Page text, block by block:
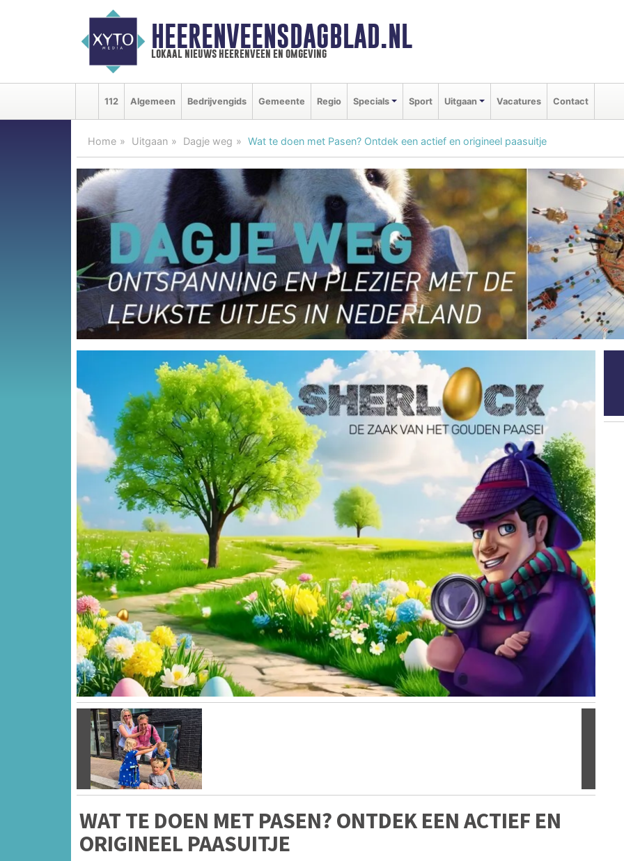
HEERENVEENSDAGBLAD.NL
lokaal nieuws heerenveen en omgeving
112 Algemeen Bedrijvengids Gemeente Regio Specials Sport Uitgaan Vacatures Contact
Home Uitgaan Dagje weg Wat te doen met Pasen? Ontdek een actief en origineel paasuitje
Vorige
WAT TE DOEN MET PASEN? ONTDEK EEN ACTIEF EN
ORIGINEEL PAASUITJE